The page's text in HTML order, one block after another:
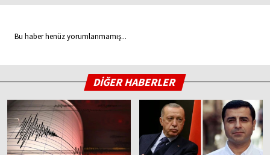
Bu haber henüz yorumlanmamış...
DİĞER HABERLER